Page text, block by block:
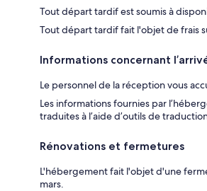
Tout départ tardif est soumis à
Tout départ tardif fait l'objet de frais
Informations concernant
Le personnel de la réception vous
Les informations fournies par
traduites à l’aide d’outils de
Rénovations et fermetures
L'hébergement fait l'objet d'une
mars.